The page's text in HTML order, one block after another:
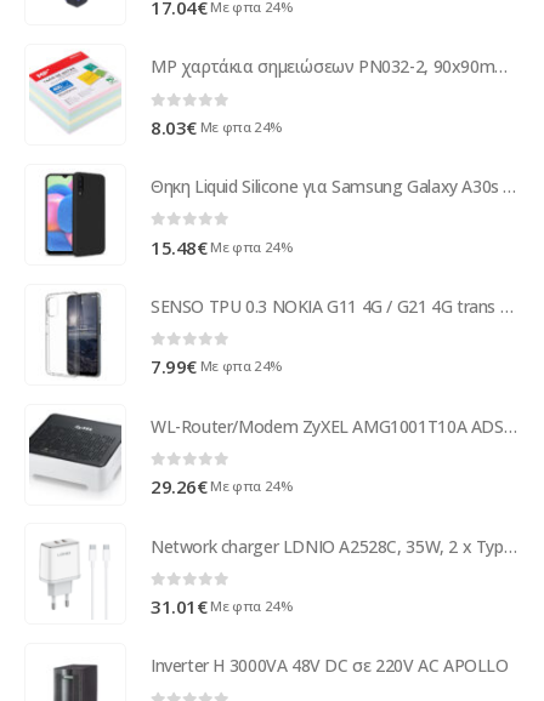
17.04€ Με φπα 24%
MP χαρτάκια σημειώσεων PN032-2, 90x90mm, 400τμχ, χρωματιστά
8.03€ Με φπα 24%
Θηκη Liquid Silicone για Samsung Galaxy A30s Μαυρη
15.48€ Με φπα 24%
SENSO TPU 0.3 NOKIA G11 4G / G21 4G trans backcover
0out of 5
7.99€ Με φπα 24%
WL-Router/Modem ZyXEL AMG1001T10A ADSL2+ 1Port Annex A AMG1001-T10A-EU01V1F
0 out of 5
29.26€ Με φπα 24%
Network charger LDNIO A2528C, 35W, 2 x Type-C F, PD, With PD Type-C cable, White - 40282
0 out of 5
31.01 € Με φπα 24%
Inverter H 3000VA 48V DC σε 220V AC APOLLO